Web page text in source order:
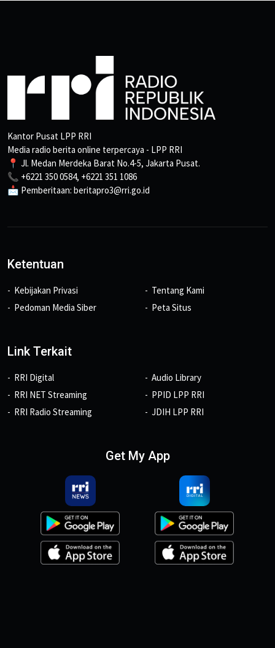
Kantor Pusat LPP RRI
Media radio berita online terpercaya - LPP RRI
📍 Jl. Medan Merdeka Barat No.4-5, Jakarta Pusat.
📞 +6221 350 0584, +6221 351 1086
📩 Pemberitaan: beritapro3@rri.go.id
Ketentuan
Kebijakan Privasi
Pedoman Media Siber
Tentang Kami
Peta Situs
Link Terkait
RRI Digital
RRI NET Streaming
RRI Radio Streaming
Audio Library
PPID LPP RRI
JDIH LPP RRI
Get My App